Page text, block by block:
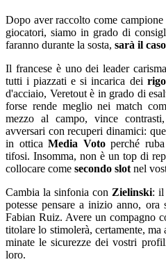
Dopo aver raccolto come
giocatori, siamo in grado di
faranno durante la sosta, sarà il
Il francese è uno dei leader
tutti i piazzati e si incarica dei
d'acciaio, Veretout è in grado di
forse rende meglio nei match
mezzo al campo, vince
avversari con recuperi dinamici:
in otticaMedia Votoperché
tifosi. Insomma, non è un top di
collocare come secondo slot nel
Cambia la sinfonia con Zielinski: il
potesse pensare a inizio anno, ora
Fabian Ruiz. Avere un compagno
titolare lo stimolerà, certamente, ma
minate le sicurezze dei vostri
loro.